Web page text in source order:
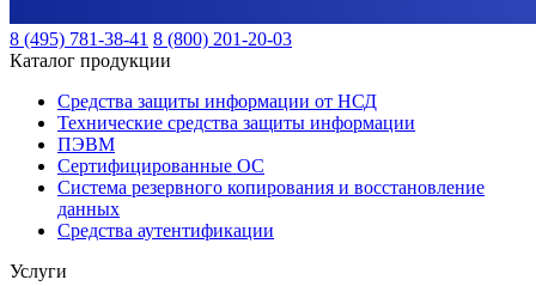
8 (495) 781-38-41 8 (800) 201-20-03
Каталог продукции
Средства защиты информации от НСД
Технические средства защиты информации
ПЭВМ
Сертифицированные ОС
Система резервного копирования и восстановление
данных
Средства аутентификации
Услуги